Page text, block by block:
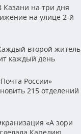
Казани на три дня
на улице 2-й
второй житель
каждый день
России»
215 отделений
«А зори